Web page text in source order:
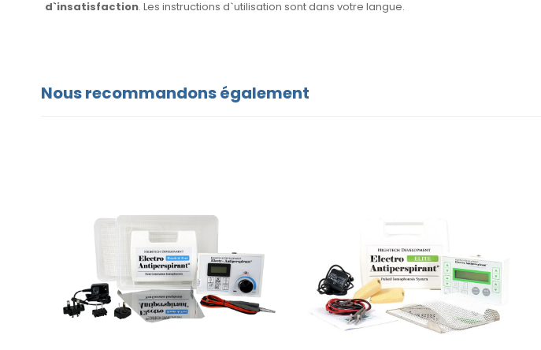
d`insatisfaction. Les instructions d`utilisation sont dans votre langue.
Nous recommandons également